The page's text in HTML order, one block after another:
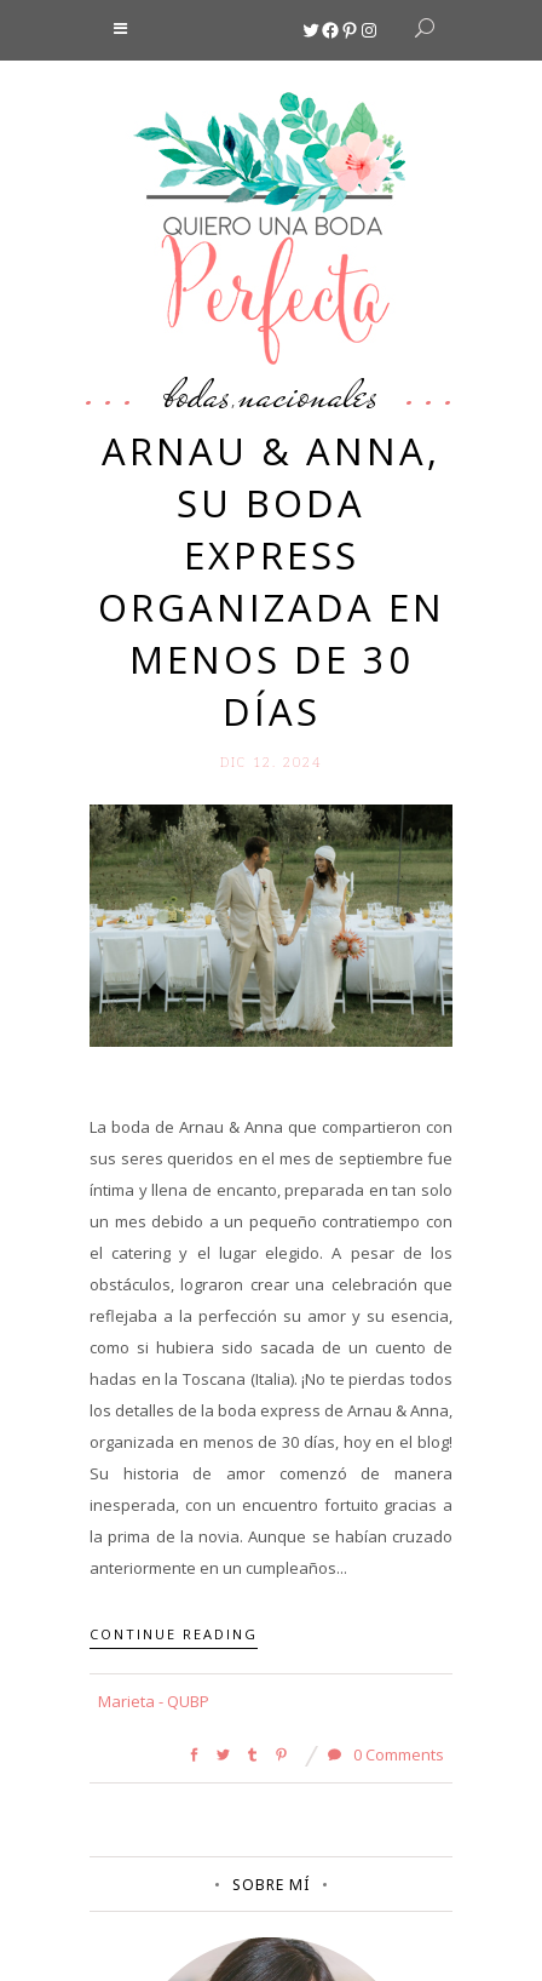
Twitter
Facebook
Pinterest
Instagram
bodas,nacionales
ARNAU & ANNA,
SU BODA
EXPRESS
ORGANIZADA EN
MENOS DE 30
DÍAS
DIC 12. 2024
La boda de Arnau & Anna que compartieron con
sus seres queridos en el mes de septiembre fue
íntima y llena de encanto, preparada en tan solo
un mes debido a un pequeño contratiempo con
el catering y el lugar elegido. A pesar de los
obstáculos, lograron crear una celebración que
reflejaba a la perfección su amor y su esencia,
como si hubiera sido sacada de un cuento de
hadas en la Toscana (Italia). ¡No te pierdas todos
los detalles de la boda express de Arnau & Anna,
organizada en menos de 30 días, hoy en el blog!
Su historia de amor comenzó de manera
inesperada, con un encuentro fortuito gracias a
la prima de la novia. Aunque se habían cruzado
anteriormente en un cumpleaños...
CONTINUE READING
Marieta - QUBP
0 Comments
SOBRE MÍ